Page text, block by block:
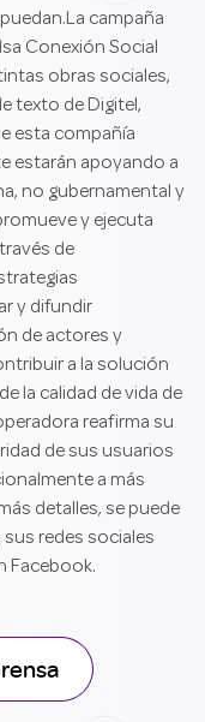
campaña
Conexión Social
obras sociales,
texto de Digitel,
esta compañía
estarán apoyando a
no gubernamental y
y ejecuta
de
y difundir
de actores y
a la solución
la calidad de vida de
reafirma su
de sus usuarios
a más
detalles, se puede
redes sociales
Facebook.